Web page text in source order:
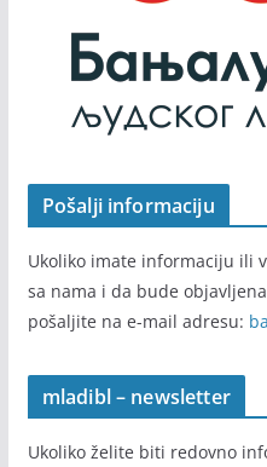
Pošalji informaciju
Ukoliko imate informaciju ili
sa nama i da bude
pošaljite na e-mail adresu:
mladibl – newsletter
Ukoliko želite biti redovno